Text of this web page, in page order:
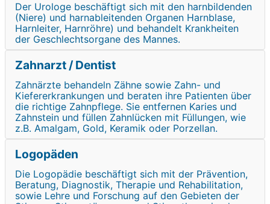
Der Urologe beschäftigt sich mit den harnbildenden
(Niere) und harnableitenden Organen Harnblase,
Harnleiter, Harnröhre) und behandelt Krankheiten
der Geschlechtsorgane des Mannes.
Zahnarzt / Dentist
Zahnärzte behandeln Zähne sowie Zahn- und
Kiefererkrankungen und beraten ihre Patienten über
die richtige Zahnpflege. Sie entfernen Karies und
Zahnstein und füllen Zahnlücken mit Füllungen, wie
z.B. Amalgam, Gold, Keramik oder Porzellan.
Logopäden
Die Logopädie beschäftigt sich mit der Prävention,
Beratung, Diagnostik, Therapie und Rehabilitation,
sowie Lehre und Forschung auf den Gebieten der